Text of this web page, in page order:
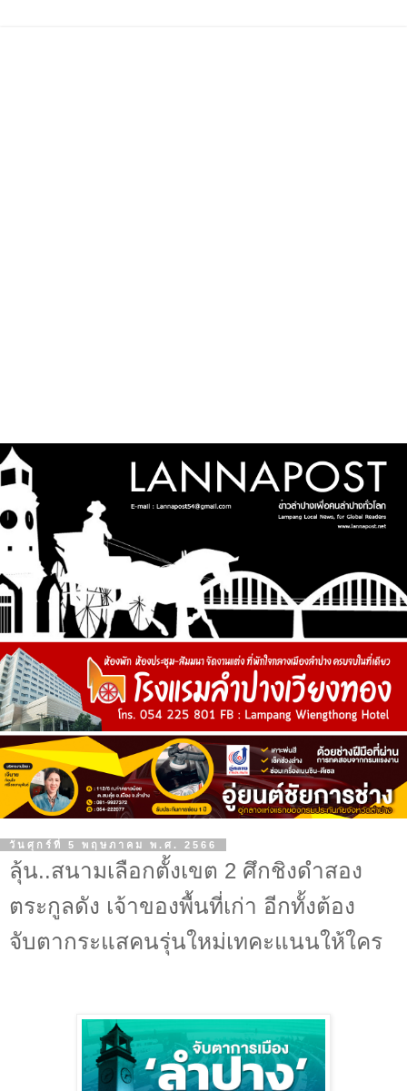
วันศุกร์ที่ 5 พฤษภาคม พ.ศ. 2566
ลุ้น..สนามเลือกตั้งเขต 2 ศึกชิงดำสอง
ตระกูลดัง เจ้าของพื้นที่เก่า อีกทั้งต้อง
จับตากระแสคนรุ่นใหม่เทคะแนนให้ใคร